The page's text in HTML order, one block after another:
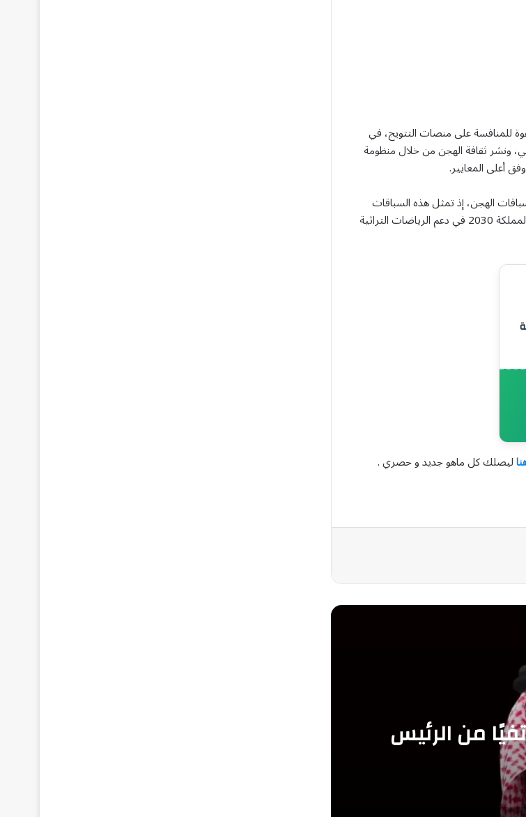
بواقع (19) هجّانة، مرشحات بقوة للمنافسة على منصات التتويج، في
ونشر ثقافة الهجن من خلال منظومة
أعلى المعايير.
الهجن، إذ تمثل هذه السباقات
لوحة تجمع بين روح التراث وشغف المنافسة، في إطار يعكس مستهدفات رؤية المملكة 2030 في دعم الرياضات التراثية
ليصلك كل ماهو جديد و حصري .
من الرئيس